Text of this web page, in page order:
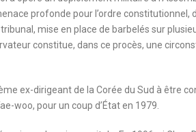
profonde pour l’ordre constitutionnel,
mise en place de barbelés sur
constitue, dans ce procès, une
ex-dirigeant de la Corée du Sud à être
woo, pour un coup d’État en 1979.